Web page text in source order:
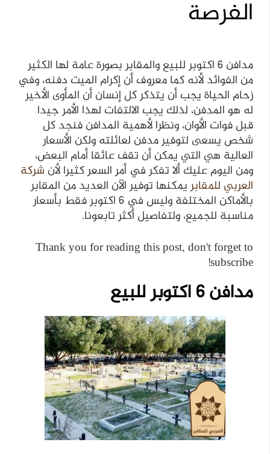
الفرصة
مدافن 6 اكتوبر للبيع والمقابر بصورة عامة لها الكثير
من الفوائد لأنه كما معروف أن إكرام الميت دفنه، وفي
زحام الحياة يجب أن يتذكر كل إنسان أن المأوى الأخير
له هو المدفن، لذلك يجب الالتفات لهذا الأمر جيدا
قبل فوات الأوان، ونظرا لأهمية المدافن فنجد كل
شخص يسعى لتوفير مدفن لعائلته ولكن الأسعار
العالية هي التي يمكن أن تقف عائقا أمام البعض،
ومن اليوم عليك ألا تفكر في أمر السعر كثيرا لأن شركة
العربيللمقابريمكنها توفير الآن العديد من المقابر
بالأماكن المختلفة وليس في 6 اكتوبر فقط بأسعار
مناسبة للجميع، ولتفاصيل أكثر تابعونا.
Thank you for reading this post, don't forget to
subscribe!
مدافن 6 اكتوبر للبيع